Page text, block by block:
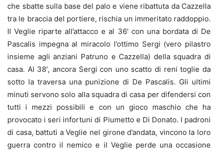
che sbatte sulla base del palo e viene ribattuta da Cazzella
tra le braccia del portiere, rischia un immeritato raddoppio.
Il Veglie riparte all’attacco e al 36′ con una bordata di De
Pascalis impegna al miracolo l’ottimo Sergi (vero pilastro
insieme agli anziani Patruno e Cazzella) della squadra di
casa. Al 38′, ancora Sergi con uno scatto di reni toglie da
sotto la traversa una punizione di De Pascalis. Gli ultimi
minuti servono solo alla squadra di casa per difendersi con
tutti i mezzi possibili e con un gioco maschio che ha
provocato i seri infortuni di Piumetto e Di Donato. I padroni
di casa, battuti a Veglie nel girone d’andata, vincono la loro
guerra contro il nemico e il Veglie perde una occasione